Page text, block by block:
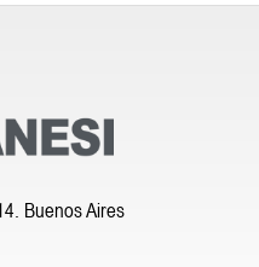
Buenos Aires